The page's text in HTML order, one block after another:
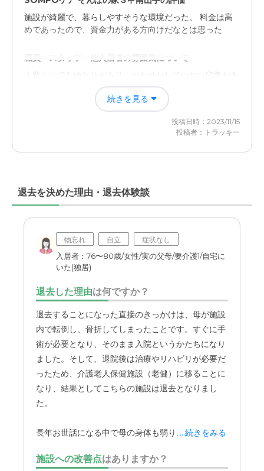
施設が綺麗で、暮らしやすそうな環境だった。 料金は高
めであったので、資金力がある方向けだなとは思った
職員・スタッフ・他入居者の雰囲気について
人数としてもゆとりがあり、せかせかしていない印象があ
ったので行き届いたケアがしていただけそうに感じた
高級感のある設備で、居心地が非常に良さそうだった。
介護や医療のサービスが具体的にどのようなものかは聞く
ことがなかったので、判定できない。
近隣環境や交通アクセスについて
坂道が非常に急で、歩いては来れないなと思った。 車で
も道が細かったので、大変だと感じた
料金費用について
がある人に限られるだろうなと思った。
続きを見る
投稿日時：2023/11/15
投稿者：トラッキー
退去を決めた理由・退去体験談
物忘れ 自立 症状なし
入居者：76〜80歳/女性/実の父母/要介護1/自宅に
いた(独居)
退去した理由は何ですか？
退去することになった直接のきっかけは、母が施設
内で転倒し、骨折してしまったことです。すぐに手
術が必要となり、そのまま入院というかたちになり
ました。そして、退院後は治療やリハビリが必要だ
ったため、介護老人保健施設（老健）に移ることに
なり、結果としてこちらの施設は退去となりまし
た。
長年お世話になる中で母の身体も弱り、医療的なケ
活が難しくなってきていると感じていたタイミング
...続きをみる
施設への改善点はありますか？